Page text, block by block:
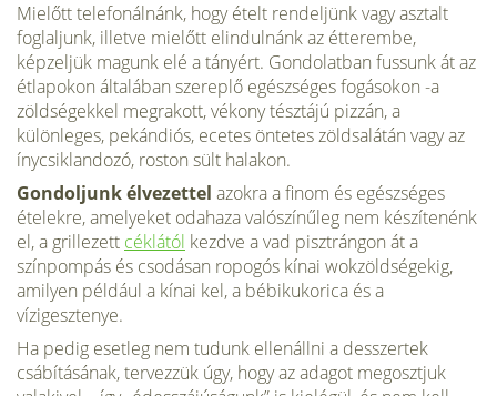
Mielőtt telefonálnánk, hogy ételt rendeljünk vagy asztalt
foglaljunk, illet­ve mielőtt elindulnánk az étterembe,
képzeljük ma­gunk elé a tányért. Gondolatban fussunk át az
ét­lapokon általában szereplő egészséges fogásokon -a
zöldségekkel megrakott, vékony tésztájú pizzán, a
különleges, pekándiós, ecetes öntetes zöldsalátán vagy az
ínycsiklandozó, roston sült halakon.
Gondoljunk élvezettel azokra a finom és egészséges
ételekre, amelyeket odahaza valószínű­leg nem készítenénk
el, a grillezett céklától kezdve a vad pisztrángon át a
színpompás és csodásan ropogós kínai wokzöldségekig,
amilyen például a kínai kel, a bébikukorica és a
vízigesztenye.
Ha pedig esetleg nem tudunk ellenállni a desszertek
csábításának, tervezzük úgy, hogy az ada­got megosztjuk